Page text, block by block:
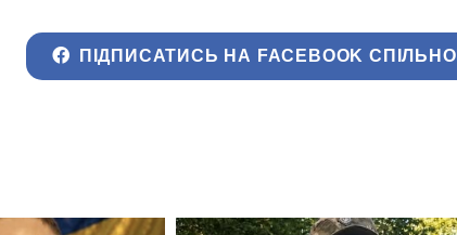
ПІДПИСАТИСЬ НА FACEBOOK